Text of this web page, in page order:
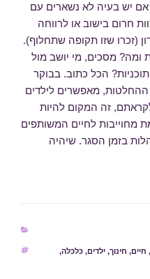
אם יש בעיה לא נשארים עם
חרום בישוב או לרווחה
(זכרו שזו תקופה שתחלוף).
ומה? מסכים, מי יושב מול
הכל כתוב. בבוקר
מאפשרים לילדים
זה המקום להיות
מחוייבות לחיים המשותפים
בזמן הסגר. שיהיה
, חיים, חינוך, ילדים, כלכלה,